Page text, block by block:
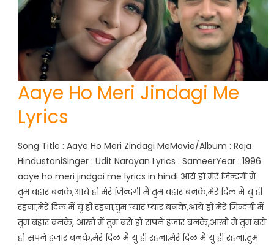
Aaye Ho Meri Jindagi Me
Lyrics
Song Title : Aaye Ho Meri Zindagi MeMovie/Album : Raja
HindustaniSinger : Udit Narayan Lyrics : SameerYear : 1996
aaye ho meri jindgai me lyrics in hindi आये हो मेरे जिन्दगी मैं
तुम बहार बनके,आये हो मेरे जिन्दगी मैं तुम बहार बनके,मेरे दिल मैं यु ही
रहना,मेरे दिल मैं यु ही रहना,तुम प्यार प्यार बनके,आये हो मेरे जिन्दगी मैं
तुम बहार बनके, आखो मैं तुम बसे हो सपने हजार बनके,आखो मैं तुम बसे
हो सपने हजार बनके,मेरे दिल मैं यु ही रहना,मेरे दिल मैं यु ही रहना,तुम